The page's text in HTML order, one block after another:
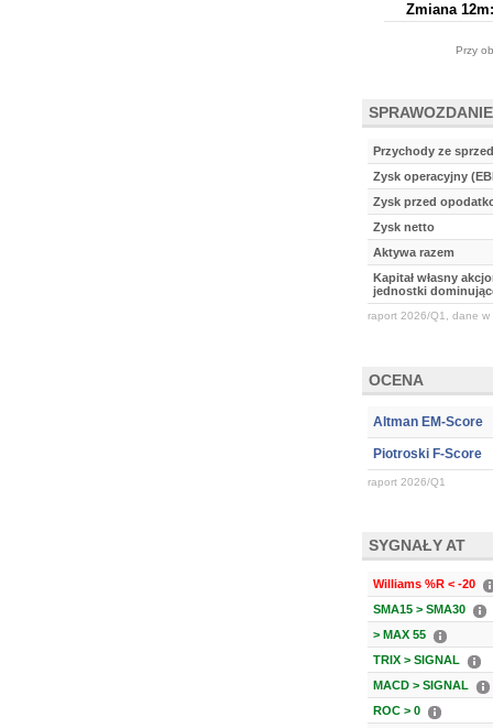
Zmiana 12m:
Przy
Przychody ze
Zysk operacyjny
Zysk przed
Zysk netto
Aktywa razem
Kapitał własny
jednostki
raport 2026/Q1, dane w
OCENA
Altman EM-Score
Piotroski F-Score
raport 2026/Q1
SYGNAŁY AT
Williams %R < -20
SMA15 > SMA30
> MAX 55
TRIX > SIGNAL
MACD > SIGNAL
ROC > 0